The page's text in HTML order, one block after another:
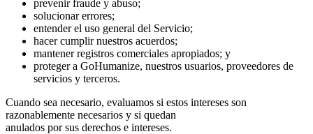
prevenir fraude y abuso;
solucionar errores;
entender el uso general del Servicio;
hacer cumplir nuestros acuerdos;
mantener registros comerciales apropiados; y
proteger a GoHumanize, nuestros usuarios, proveedores de
servicios y terceros.
Cuando sea necesario, evaluamos si estos intereses son
razonablemente necesarios y si quedan
anulados por sus derechos e intereses.